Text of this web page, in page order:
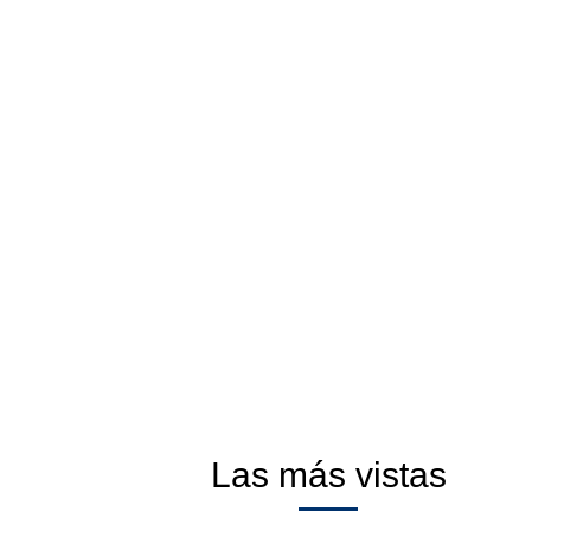
Las más vistas